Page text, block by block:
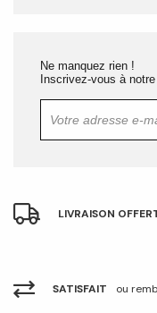
Ne manquez rien !
Inscrivez-vous à
LIVRAISON
SATISFAIT ou